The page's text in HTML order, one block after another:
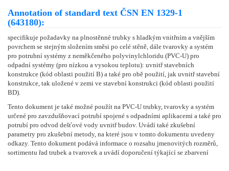
Annotation of standard text ČSN EN 1329-1
(643180):
specifikuje požadavky na plnostěnné trubky s hladkým vnitřním a vnějším
povrchem se stejným složením směsi po celé stěně, dále tvarovky a systém
pro potrubní systémy z neměkčeného polyvinylchloridu (PVC-U) pro
odpadní systémy (pro nízkou a vysokou teplotu): uvnitř stavebních
konstrukce (kód oblasti použití B) a také pro obě použití, jak uvnitř stavební
konstrukce, tak uložené v zemi ve stavební konstrukci (kód oblasti použití
BD).
Tento dokument je také možné použít na PVC-U trubky, tvarovky a systém
určené pro zavzdušňovací potrubí spojené s odpadními aplikacemi a také pro
potrubí pro odvod dešťové vody uvnitř budov. Uvádí také zkušební
parametry pro zkušební metody, na které jsou v tomto dokumentu uvedeny
odkazy. Tento dokument podává informace o rozsahu jmenovitých rozměrů,
sortimentu řad trubek a tvarovek a uvádí doporučení týkající se zbarvení